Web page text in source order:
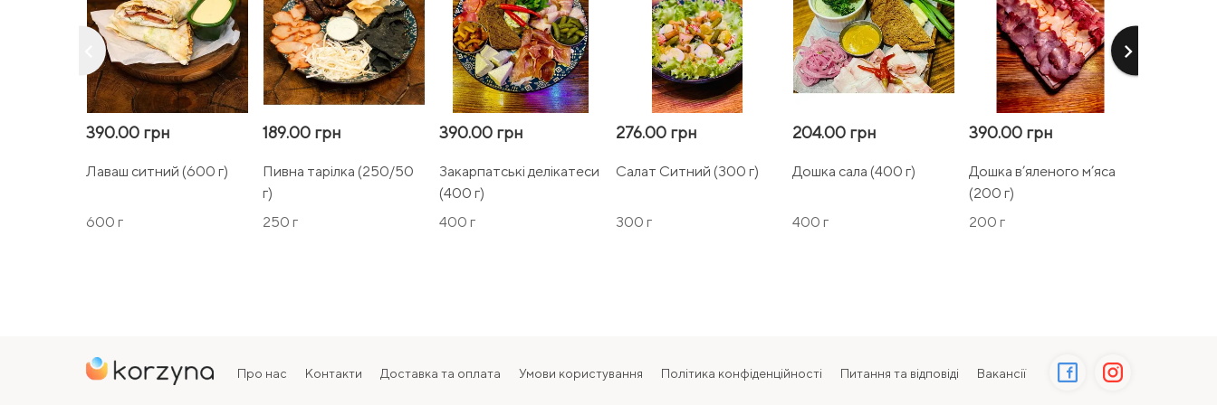
keyboard_arrow_right
390.00 грн
Лаваш ситний (600 г)
600 г
189.00 грн
Пивна тарілка (250/50
г)
250 г
390.00 грн
Закарпатські делікатеси
(400 г)
400 г
276.00 грн
Салат Ситний (300 г)
300 г
204.00 грн
Дошка сала (400 г)
400 г
390.00 грн
Дошка в’яленого м’яса
(200 г)
200 г
Про нас Контакти Доставка та оплата Умови користування Політика конфіденційності Питання та відповіді Вакансії